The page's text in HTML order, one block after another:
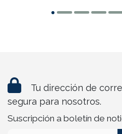
Tu dirección de
segura para nosotros.
Suscripción a boletín de